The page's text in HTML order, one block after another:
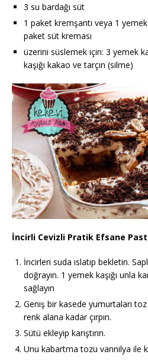
3 su bardağı süt
1 paket kremşanti veya 1 yemek
paket süt kreması
üzerini süslemek için: 3 yemek
kaşığı kakao ve tarçın (silme)
İncirli Cevizli Pratik Efsane Pasta
İncirleri suda ıslatıp bekletin.
doğrayın. 1 yemek kaşığı unla
sağlayın
Geniş bir kasede yumurtaları toz
renk alana kadar çırpın.
Sütü ekleyip karıştırın.
Unu kabartma tozu vannilya ile